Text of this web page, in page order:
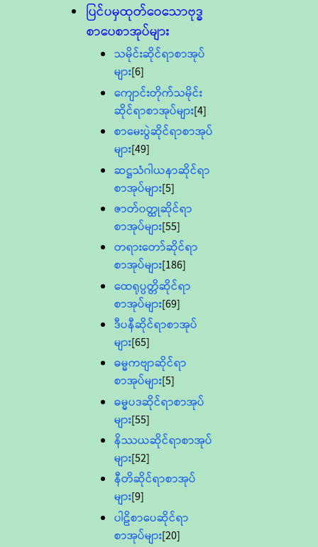
ပြင်ပမှထုတ်ဝေသောဗုဒ္ဓ
စာပေစာအုပ်များ
သမိုင်းဆိုင်ရာစာအုပ်
များ[6]
ကျောင်းတိုက်သမိုင်း
ဆိုင်ရာစာအုပ်များ[4]
စာမေးပွဲဆိုင်ရာစာအုပ်
များ[49]
ဆဋ္ဌသံဂါယနာဆိုင်ရာ
စာအုပ်များ[5]
ဇာတ်၀တ္ထုဆိုင်ရာ
စာအုပ်များ[55]
တရားတော်ဆိုင်ရာ
စာအုပ်များ[186]
ထေရုပ္ပတ္တိဆိုင်ရာ
စာအုပ်များ[69]
ဒီပနီဆိုင်ရာစာအုပ်
များ[65]
ဓမ္မကဗျာဆိုင်ရာ
စာအုပ်များ[5]
ဓမ္မပဒဆိုင်ရာစာအုပ်
များ[55]
နိဿယဆိုင်ရာစာအုပ်
များ[52]
နီတိဆိုင်ရာစာအုပ်
များ[9]
ပါဠိစာပေဆိုင်ရာ
စာအုပ်များ[20]